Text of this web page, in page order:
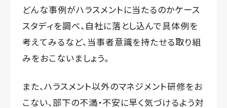
どんな事例がハラスメントに当たるのかケース
スタディを調べ、自社に落とし込んで具体例を
考えてみるなど、当事者意識を持たせる取り組
みをおこないましょう。
また、ハラスメント以外のマネジメント研修をお
こない、部下の不満・不安に早く気づけるよう対